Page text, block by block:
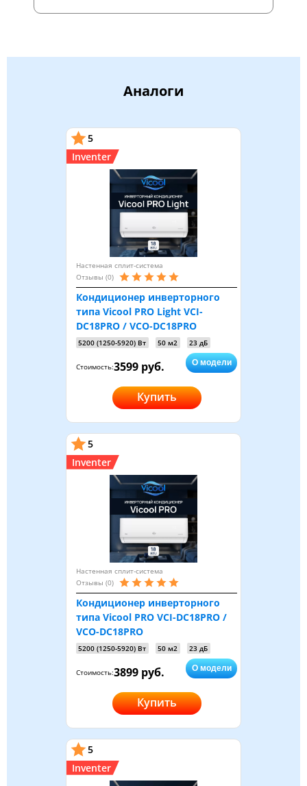
Аналоги
5
Inventer
Настенная сплит-система
Отзывы (0)
Кондиционер инверторного
типа Vicool PRO Light VCI-
DC18PRO / VCO-DC18PRO
5200 (1250-5920) Вт 50 м2 23 дБ
Стоимость:3599 руб. О модели
Купить
5
Inventer
Настенная сплит-система
Отзывы (0)
Кондиционер инверторного
типа Vicool PRO VCI-DC18PRO /
VCO-DC18PRO
5200 (1250-5920) Вт 50 м2 23 дБ
Стоимость:3899 руб. О модели
Купить
5
Inventer